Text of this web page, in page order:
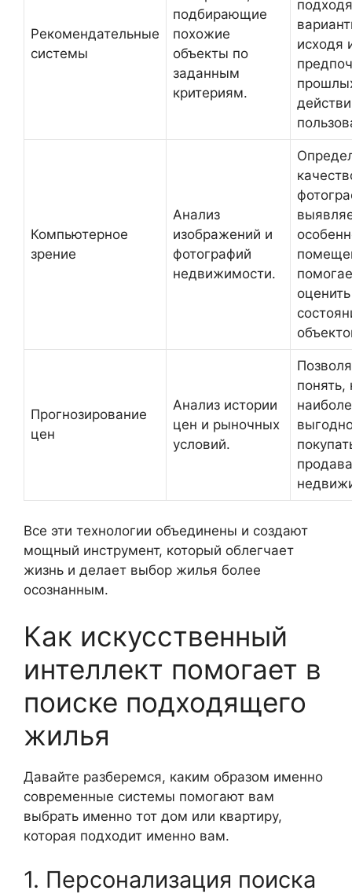
Рекомендательные
системы
подбирающие
похожие
объекты по
заданным
критериям.
исходя
Компьютерное
зрение
Анализ
изображений и
фотографий
недвижимости.
оценить
Прогнозирование
цен
Анализ истории
цен и рыночных
условий.
понять,
Все эти технологии объединены и создают
мощный инструмент, который облегчает
жизнь и делает выбор жилья более
осознанным.
Как искусственный
интеллект помогает в
поиске подходящего
жилья
Давайте разберемся, каким образом именно
современные системы помогают вам
выбрать именно тот дом или квартиру,
которая подходит именно вам.
1. Персонализация поиска